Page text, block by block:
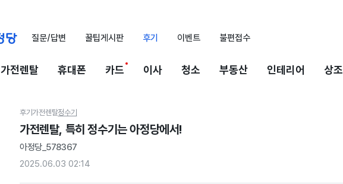
질문/답변 꿀팁게시판 후기 이벤트 불편접수
가전렌탈 휴대폰 카드 이사 청소 부동산 인테리어 상조
후기가전렌탈정수기
가전렌탈, 특히 정수기는 아정당에서!
아정당_578367
2025.06.03 02:14